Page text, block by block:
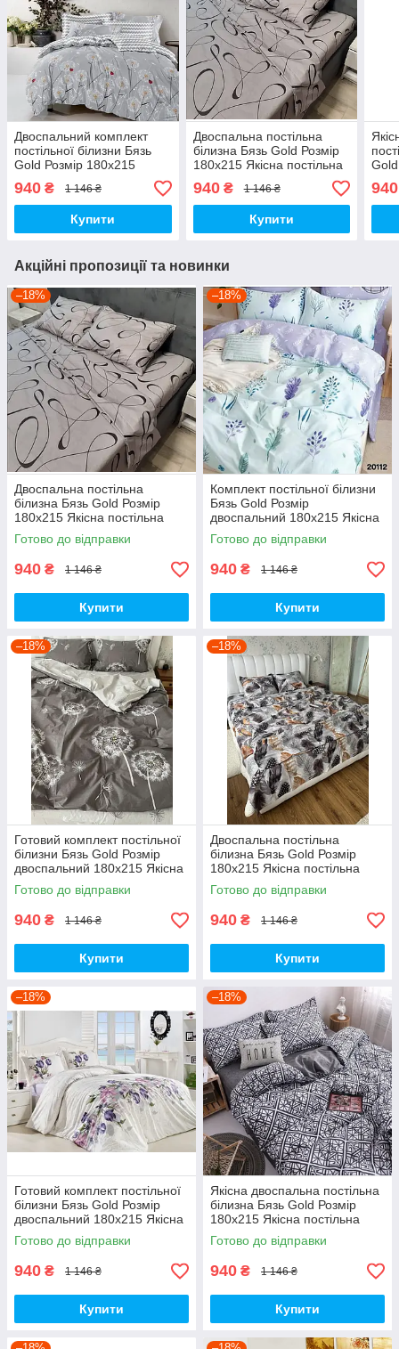
Двоспальний комплект
постільної білизни Бязь
Gold Розмір 180х215
Якісна постільна білизна
940 ₴ 1 146 ₴
Купити
Двоспальна постільна
білизна Бязь Gold Розмір
180х215 Якісна постільна
білизна
940₴ 1 146 ₴
Купити
940
Акційні пропозиції та новинки
–18%
Двоспальна постільна
білизна Бязь Gold Розмір
180х215 Якісна постільна
білизна
Готово до відправки
940 ₴ 1 146 ₴
Купити
–18%
Комплект постільної білизни
Бязь Gold Розмір
двоспальний 180х215 Якісна
постільна білизна
Готово до відправки
940 ₴ 1 146 ₴
Купити
–18%
Готовий комплект постільної
білизни Бязь Gold Розмір
двоспальний 180х215 Якісна
постільна білизна
Готово до відправки
940 ₴ 1 146 ₴
Купити
–18%
Двоспальна постільна
білизна Бязь Gold Розмір
180х215 Якісна постільна
білизна
Готово до відправки
940 ₴ 1 146 ₴
Купити
–18%
Готовий комплект постільної
білизни Бязь Gold Розмір
двоспальний 180х215 Якісна
постільна білизна
Готово до відправки
940 ₴ 1 146 ₴
Купити
–18%
Якісна двоспальна постільна
білизна Бязь Gold Розмір
180х215 Якісна постільна
білизна
Готово до відправки
940 ₴ 1 146 ₴
Купити